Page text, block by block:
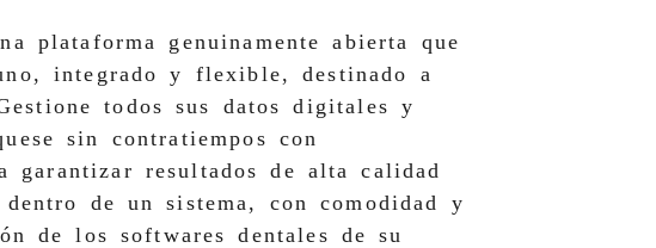
plataforma genuinamente abierta que
integrado y flexible, destinado a
todos sus datos digitales y
sin contratiempos con
garantizar resultados de alta calidad
de un sistema, con comodidad y
de los softwares dentales de su